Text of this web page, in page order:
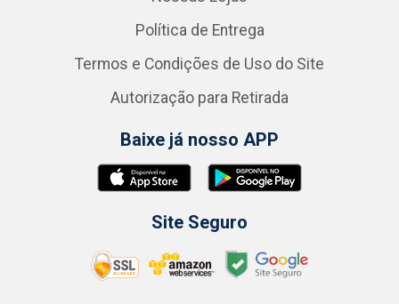
Política de Entrega
Termos e Condições de Uso do Site
Autorização para Retirada
Baixe já nosso APP
Site Seguro